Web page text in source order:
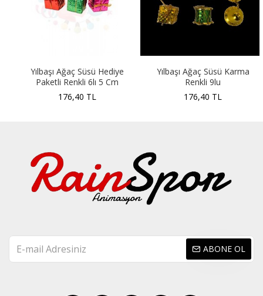
Yılbaşı Ağaç Süsü Hediye
Paketli Renkli 6lı 5 Cm
176,40 TL
Yılbaşı Ağaç Süsü Karma
Renkli 9lu
176,40 TL
ABONE OL